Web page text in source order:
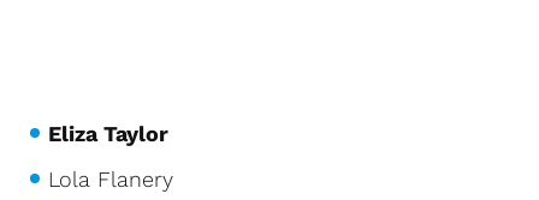
Eliza Taylor
Lola Flanery